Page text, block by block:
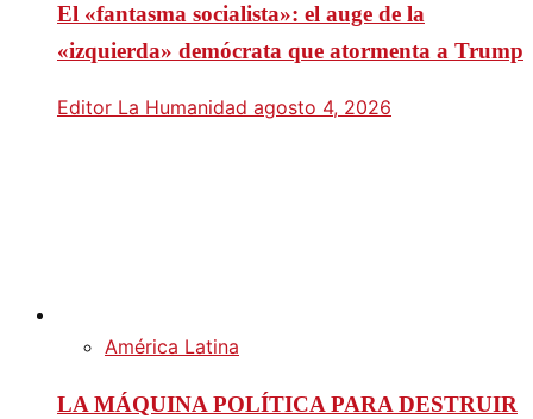
El «fantasma socialista»: el auge de la
«izquierda» demócrata que atormenta a Trump
Editor La Humanidad agosto 4, 2026
América Latina
LA MÁQUINA POLÍTICA PARA DESTRUIR